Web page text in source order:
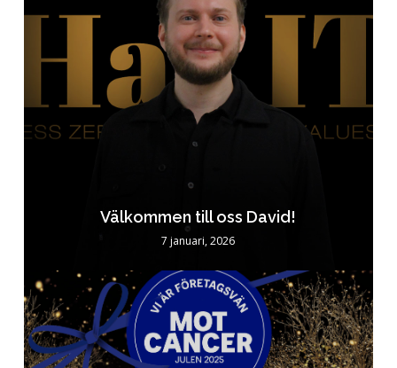
Välkommen till oss David!
7 januari, 2026